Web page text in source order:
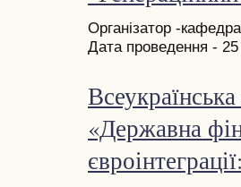
Організатор -
Дата проведення - 25
«Державна